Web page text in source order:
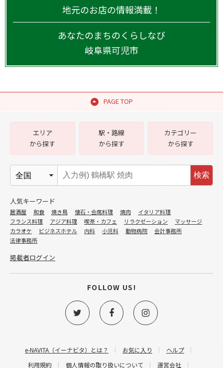
地元のお店の情報満載！
あなたのまちのくらしなび
岐阜県可児市
PAGE TOP
e-NAVITA（イーナビタ）とは？ お気に入り
ヘルプ
利用規約
個人情報の取り扱いについて 運営会社
エリア
から探す
駅・路線
から探す
カテゴリー
から探す
検索
人気キーワード
居酒屋 和食 焼き鳥 懐石・会席料理 焼肉
イタリア料理
フランス料理
アジア料理 喫茶・カフェ リラクゼーション
マッサージ
カラオケ
ビジネスホテル 内科 小児科 動物病院
会計事務所
法律事務所
掲載者ログイン
FOLLOW US!